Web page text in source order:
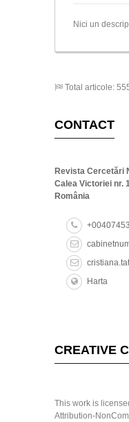
Nici un
Total articole:
CONTACT
Revista Cercetări
Calea Victoriei nr.
România
Harta
CREATIVE
This work is
Attribution-